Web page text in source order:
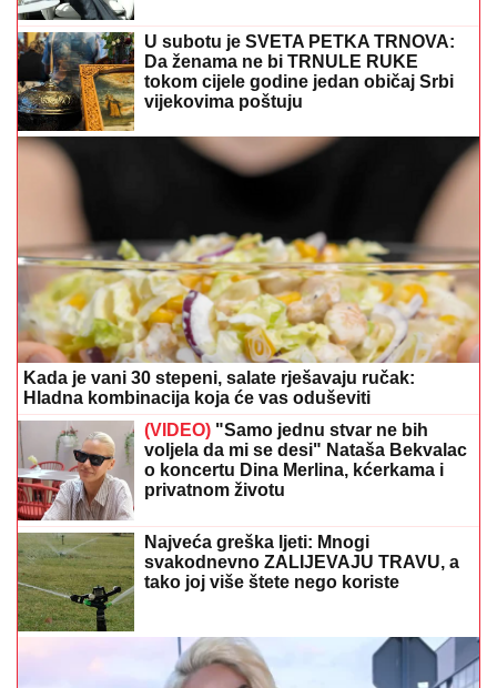
Kada je vani 30 stepeni, salate rješavaju ručak:
Hladna kombinacija koja će vas oduševiti
voljela da mi se desi" Nataša Bekvalac
o koncertu Dina Merlina, kćerkama i
privatnom životu
Najveća greška ljeti: Mnogi
svakodnevno ZALIJEVAJU TRAVU, a
tako joj više štete nego koriste
(FOTO) PRAVA LJEPOTICABojana Lazić pokazala
majku, uživaju na ljetovanju